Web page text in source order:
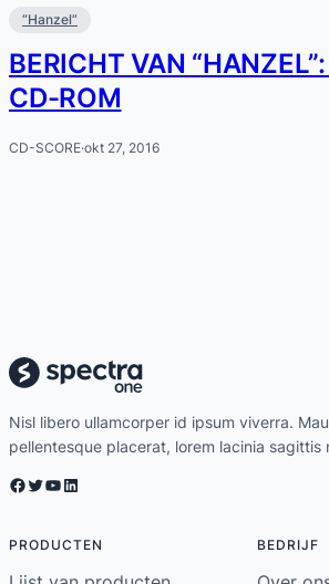
“Hanzel”
BERICHT VAN
CD-ROM
CD-SCORE·okt 27, 2016
Nisl libero ullamcorper id ipsum viverra.
pellentesque placerat, lorem lacinia sagittis
Facebook Twitter YouTube LinkedIn
PRODUCTEN BEDRIJF